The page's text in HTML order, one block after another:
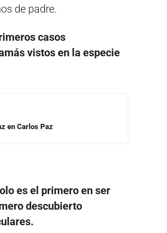
de padre.
casos
vistos en la especie
en Carlos Paz
es el primero en ser
descubierto